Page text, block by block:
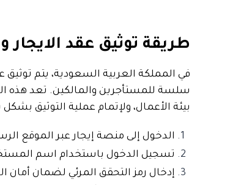
طريقة توثيق عقد
في المملكة العربية السعودية، يتم توثيق
بيئة الأعمال، ولإتمام عملية التوثيق بشكل
الدخول إلى منصة إيجار عبر الموقع
تسجيل الدخول باستخدام اسم
إدخال رمز التحقق المرئي لضمان أمان